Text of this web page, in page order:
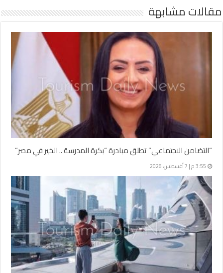
مقالات مشابهة
“التضامن الاجتماعي” تطلق مبادرة “بكرة المدرسة .. الخير في مصر”
3:55 م | 7 أغسطس، 2026